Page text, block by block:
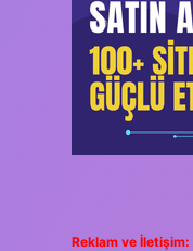
Reklam ve İletişim: